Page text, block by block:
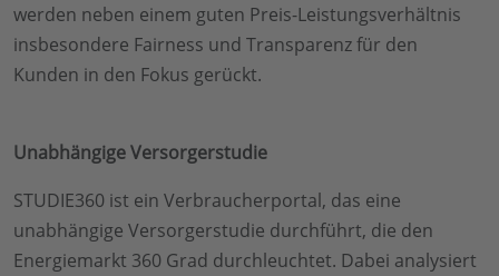
werden neben einem guten Preis-Leistungsverhältnis
insbesondere Fairness und Transparenz für den
Kunden in den Fokus gerückt.
Unabhängige Versorgerstudie
STUDIE360 ist ein Verbraucherportal, das eine
unabhängige Versorgerstudie durchführt, die den
Energiemarkt 360 Grad durchleuchtet. Dabei analysiert